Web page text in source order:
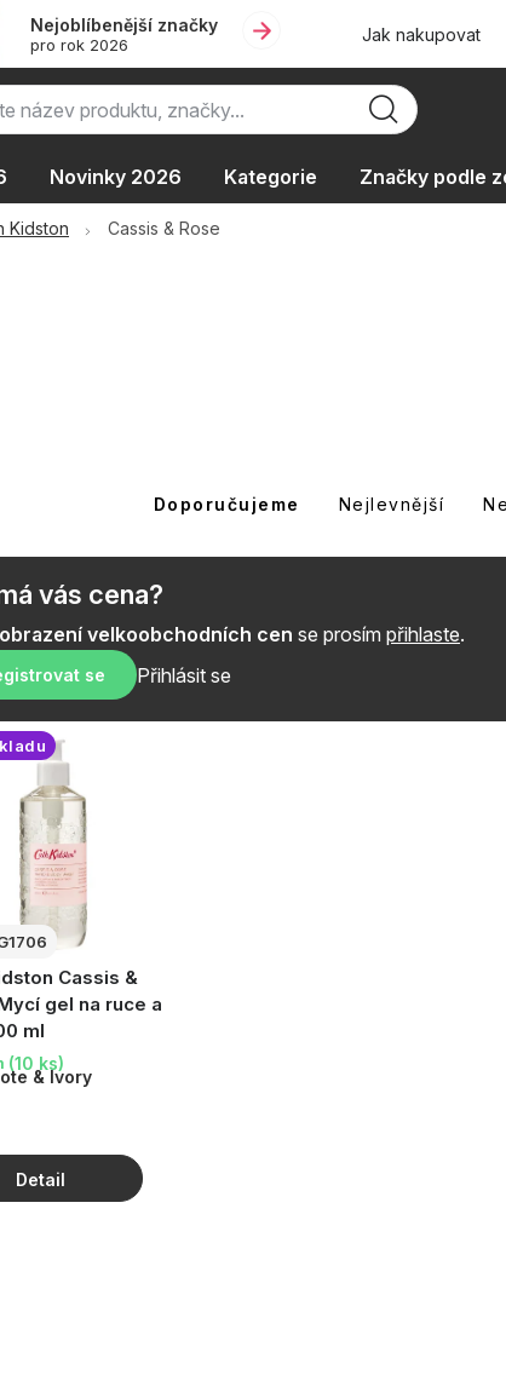
Nejoblíbenější značky
pro rok 2026 Jak nakupovat
Novinky 2026 Kategorie Značky podle
Oblíbené kolekce
Kidston Cassis & Rose
Ř
a
z
e
n
í
u
k
Doporučujeme Nejlevnější
vás cena?
velkoobchodních cen se prosím přihlaste.
se Přihlásit se
Cassis &
gel na ruce a
ml
& Ivory
(10 ks)